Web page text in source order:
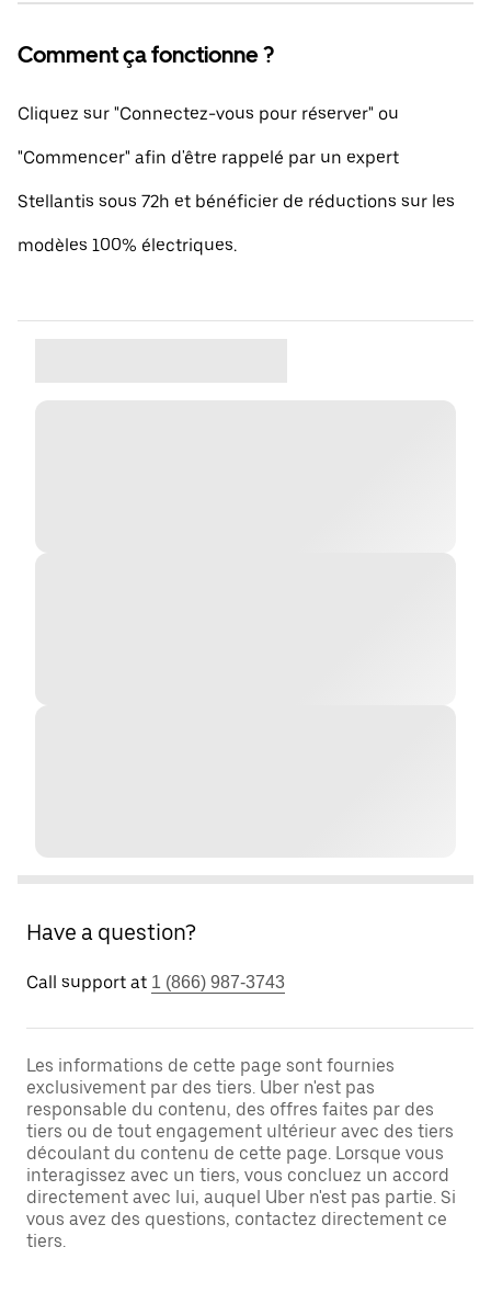
Comment ça fonctionne ?
Cliquez sur "Connectez-vous pour réserver" ou
"Commencer" afin d'être rappelé par un expert
Stellantis sous 72h et bénéficier de réductions sur les
modèles 100% électriques.
Have a question?
Call support at 1 (866) 987-3743
Les informations de cette page sont fournies
exclusivement par des tiers. Uber n'est pas
responsable du contenu, des offres faites par des
tiers ou de tout engagement ultérieur avec des tiers
découlant du contenu de cette page. Lorsque vous
interagissez avec un tiers, vous concluez un accord
directement avec lui, auquel Uber n'est pas partie. Si
vous avez des questions, contactez directement ce
tiers.